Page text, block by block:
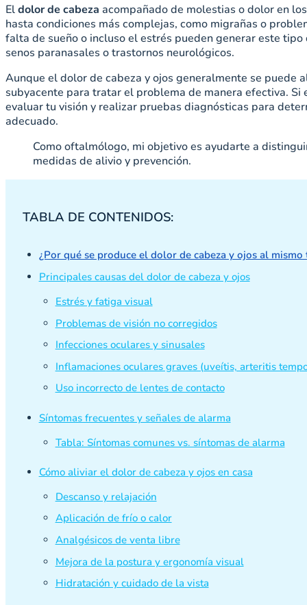
Eldolor de cabeza acompañado de molestias o dolor en
hasta condiciones más complejas, como migrañas o
falta de sueño o incluso el estrés pueden generar este
senos paranasales o trastornos neurológicos.
Aunque el dolor de cabeza y ojos generalmente se puede
subyacente para tratar el problema de manera efectiva.
evaluar tu visión y realizar pruebas diagnósticas para
adecuado.
Como oftalmólogo, mi objetivo es ayudarte a
medidas de alivio y prevención.
TABLA DE CONTENIDOS:
¿Por qué se produce el dolor de cabeza y ojos al mismo
Principales causas del dolor de cabeza y ojos
Estrés y fatiga visual
Problemas de visión no corregidos
Infecciones oculares y sinusales
Inflamaciones oculares graves (uveítis, arteritis
Uso incorrecto de lentes de contacto
Síntomas frecuentes y señales de alarma
Tabla: Síntomas comunes vs. síntomas de alarma
Cómo aliviar el dolor de cabeza y ojos en casa
Descanso y relajación
Aplicación de frío o calor
Analgésicos de venta libre
Mejora de la postura y ergonomía visual
Hidratación y cuidado de la vista